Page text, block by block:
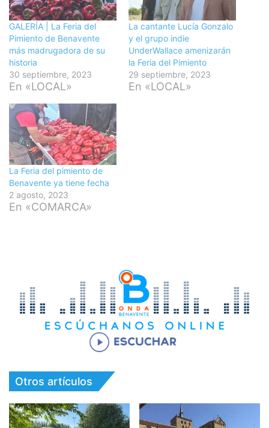
GALERÍA | La Feria del
Pimiento de Benavente
más madrugadora de su
historia
30 septiembre, 2023
En «LOCAL»
La cantante Lucía Gonzalo
y el grupo indie
UnderWallace amenizarán
la Feria del Pimiento
29 septiembre, 2023
En «LOCAL»
La Feria del pimiento de
Benavente ya tiene fecha
2 agosto, 2023
En «COMARCA»
Otros artículos